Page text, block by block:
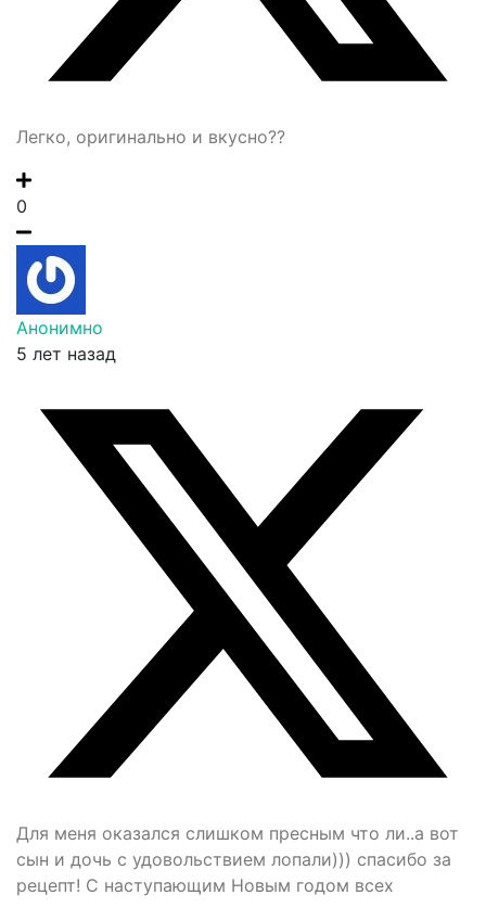
Легко, оригинально и вкусно??
0
Анонимно
5 лет назад
Для меня оказался слишком пресным что ли..а вот
сын и дочь с удовольствием лопали))) спасибо за
рецепт! С наступающим Новым годом всех